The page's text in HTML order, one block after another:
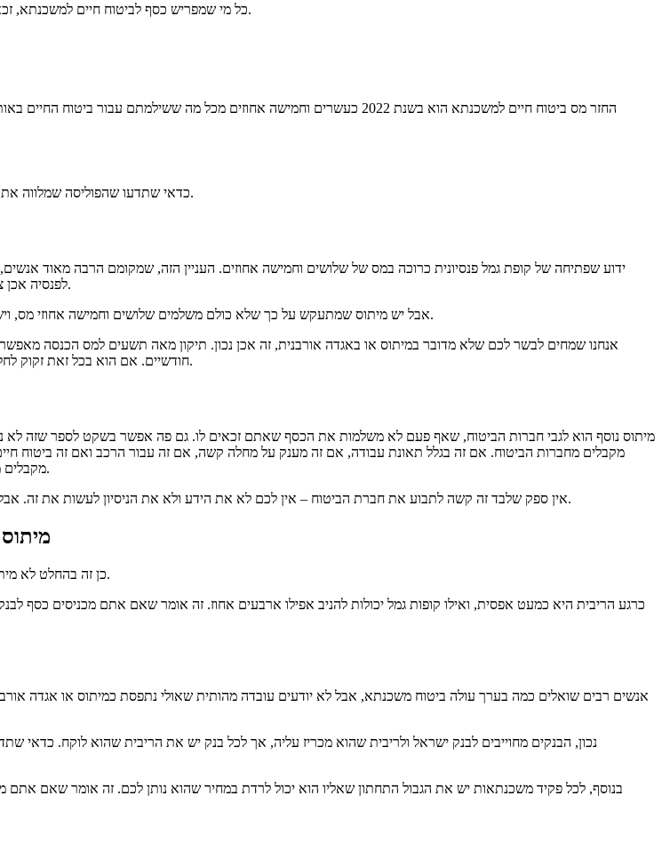
כל מי שמפריש כסף לביטוח חיים למשכנתא, זכאי לקבלת החזר מס ביטוח חיים למשכנתא. גם אם אתם מפרישים לביטוח חיים פרטי מגיע לכם החזר.
החזר מס ביטוח חיים למשכנתא הוא בשנת 2022 כעשרים וחמישה אחוזים מכל מה ששילמתם עבור ביטוח החיים באותה שנה. אז כשאתם שואלים
כדאי שתדעו שהפוליסה שמלווה את הביטוח היא יותר חשובה מהמחיר, ואתם צריכים לבדוק את הפוליסה לפני שאתם בוחנים את המחיר.
ידוע שפתיחה של קופת גמל פנסיונית כרוכה במס של שלושים וחמישה אחוזים. העניין הזה, שמקומם הרבה מאוד
לפנסיה אכן צריכים לצפות ביותר מרבע מכספי החיסכון שלכם מצמיחים כנפיים ומתעופפים אל עבר קופת המדינה.
אבל יש מיתוס שמתעקש על כך שלא כולם משלמים שלושים וחמישה אחוזי מס, ויש אנשים שמצליחים לא לשלם אפילו שקל אחד – כלומר הם נהנים ממאה אחוז מכספי הפנסיה שלהם.
אנחנו שמחים לבשר לכם שלא מדובר במיתוס או באגדה אורבנית, זה אכן נכון. תיקון מאה תשעים למס הכנסה
חודשיים. אם הוא בכל זאת זקוק לחלק ניכר מהכסף בבת אחת, הוא יכול למשוך את חלקו ולשלם רק עשרים וחמישה אחוזים מס רווחי הון.
מיתוס נוסף הוא לגבי חברות הביטוח, שאף פעם לא משלמות את הכסף שאתם זכאים לו. גם פה אפשר בשקט לספר שזה לא
מקבלים מחברות הביטוח. אם זה בגלל תאונת עבודה, אם זה מענק על מחלה קשה, אם זה עבור הרכב ואם זה ביטוח
מקבלים מימון מלא לתרופות מחוץ לסל שמצילות את חייהם, מוטסים לחו”ל לצורך ניתוחים מורכבים וכן הלאה.
אין ספק שלבד זה קשה לתבוע את חברת הביטוח – אין לכם לא את הידע ולא את הניסיון לעשות את זה. אבל אם אתם מלווים בסוכן ביטוח אתם תקבלו את מה שמגיע לכם, ואת מה שעבורו שילמתם כל השנים.
מיתוס מספר 4: קופות גמל
כן זה בהחלט לא מיתוס אלא עובדה שקל מאוד לבדוק, על ידי השוואת תשואות של קופות גמל מול ריבית של חיסכון בבנק.
כרגע הריבית היא כמעט אפסית, ואילו קופות גמל יכולות להניב אפילו ארבעים אחוז. זה אומר שאם אתם מכניסים
אנשים רבים שואלים כמה בערך עולה ביטוח משכנתא, אבל לא יודעים עובדה מהותית שאולי נתפסת כמיתוס או אגדה
נכון, הבנקים מחוייבים לבנק ישראל ולריבית שהוא מכריז עליה, אך לכל בנק יש את הריבית שהוא לוקח.
בנוסף, לכל פקיד משכנתאות יש את הגבול התחתון שאליו הוא יכול לרדת במחיר שהוא נותן לכם. זה אומר שאם